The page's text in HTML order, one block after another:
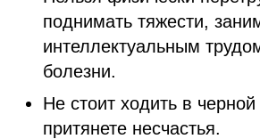
поднимать тяжести,
интеллектуальным
болезни.
Не стоит ходить в
притянете несчастья.